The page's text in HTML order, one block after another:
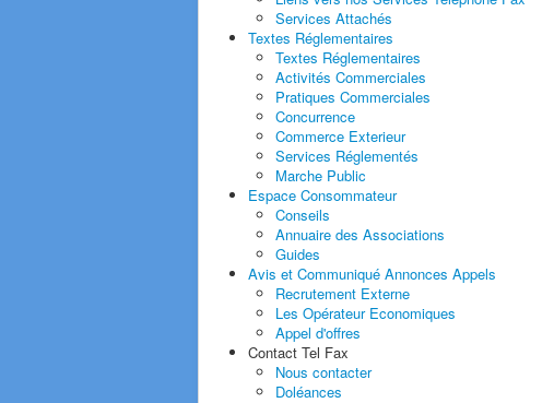
Services Attachés
Textes Réglementaires
Textes Réglementaires
Activités Commerciales
Pratiques Commerciales
Concurrence
Commerce Exterieur
Services Réglementés
Marche Public
Espace Consommateur
Conseils
Annuaire des Associations
Guides
Avis et Communiqué Annonces Appels
Recrutement Externe
Les Opérateur Economiques
Appel d'offres
Contact Tel Fax
Nous contacter
Doléances